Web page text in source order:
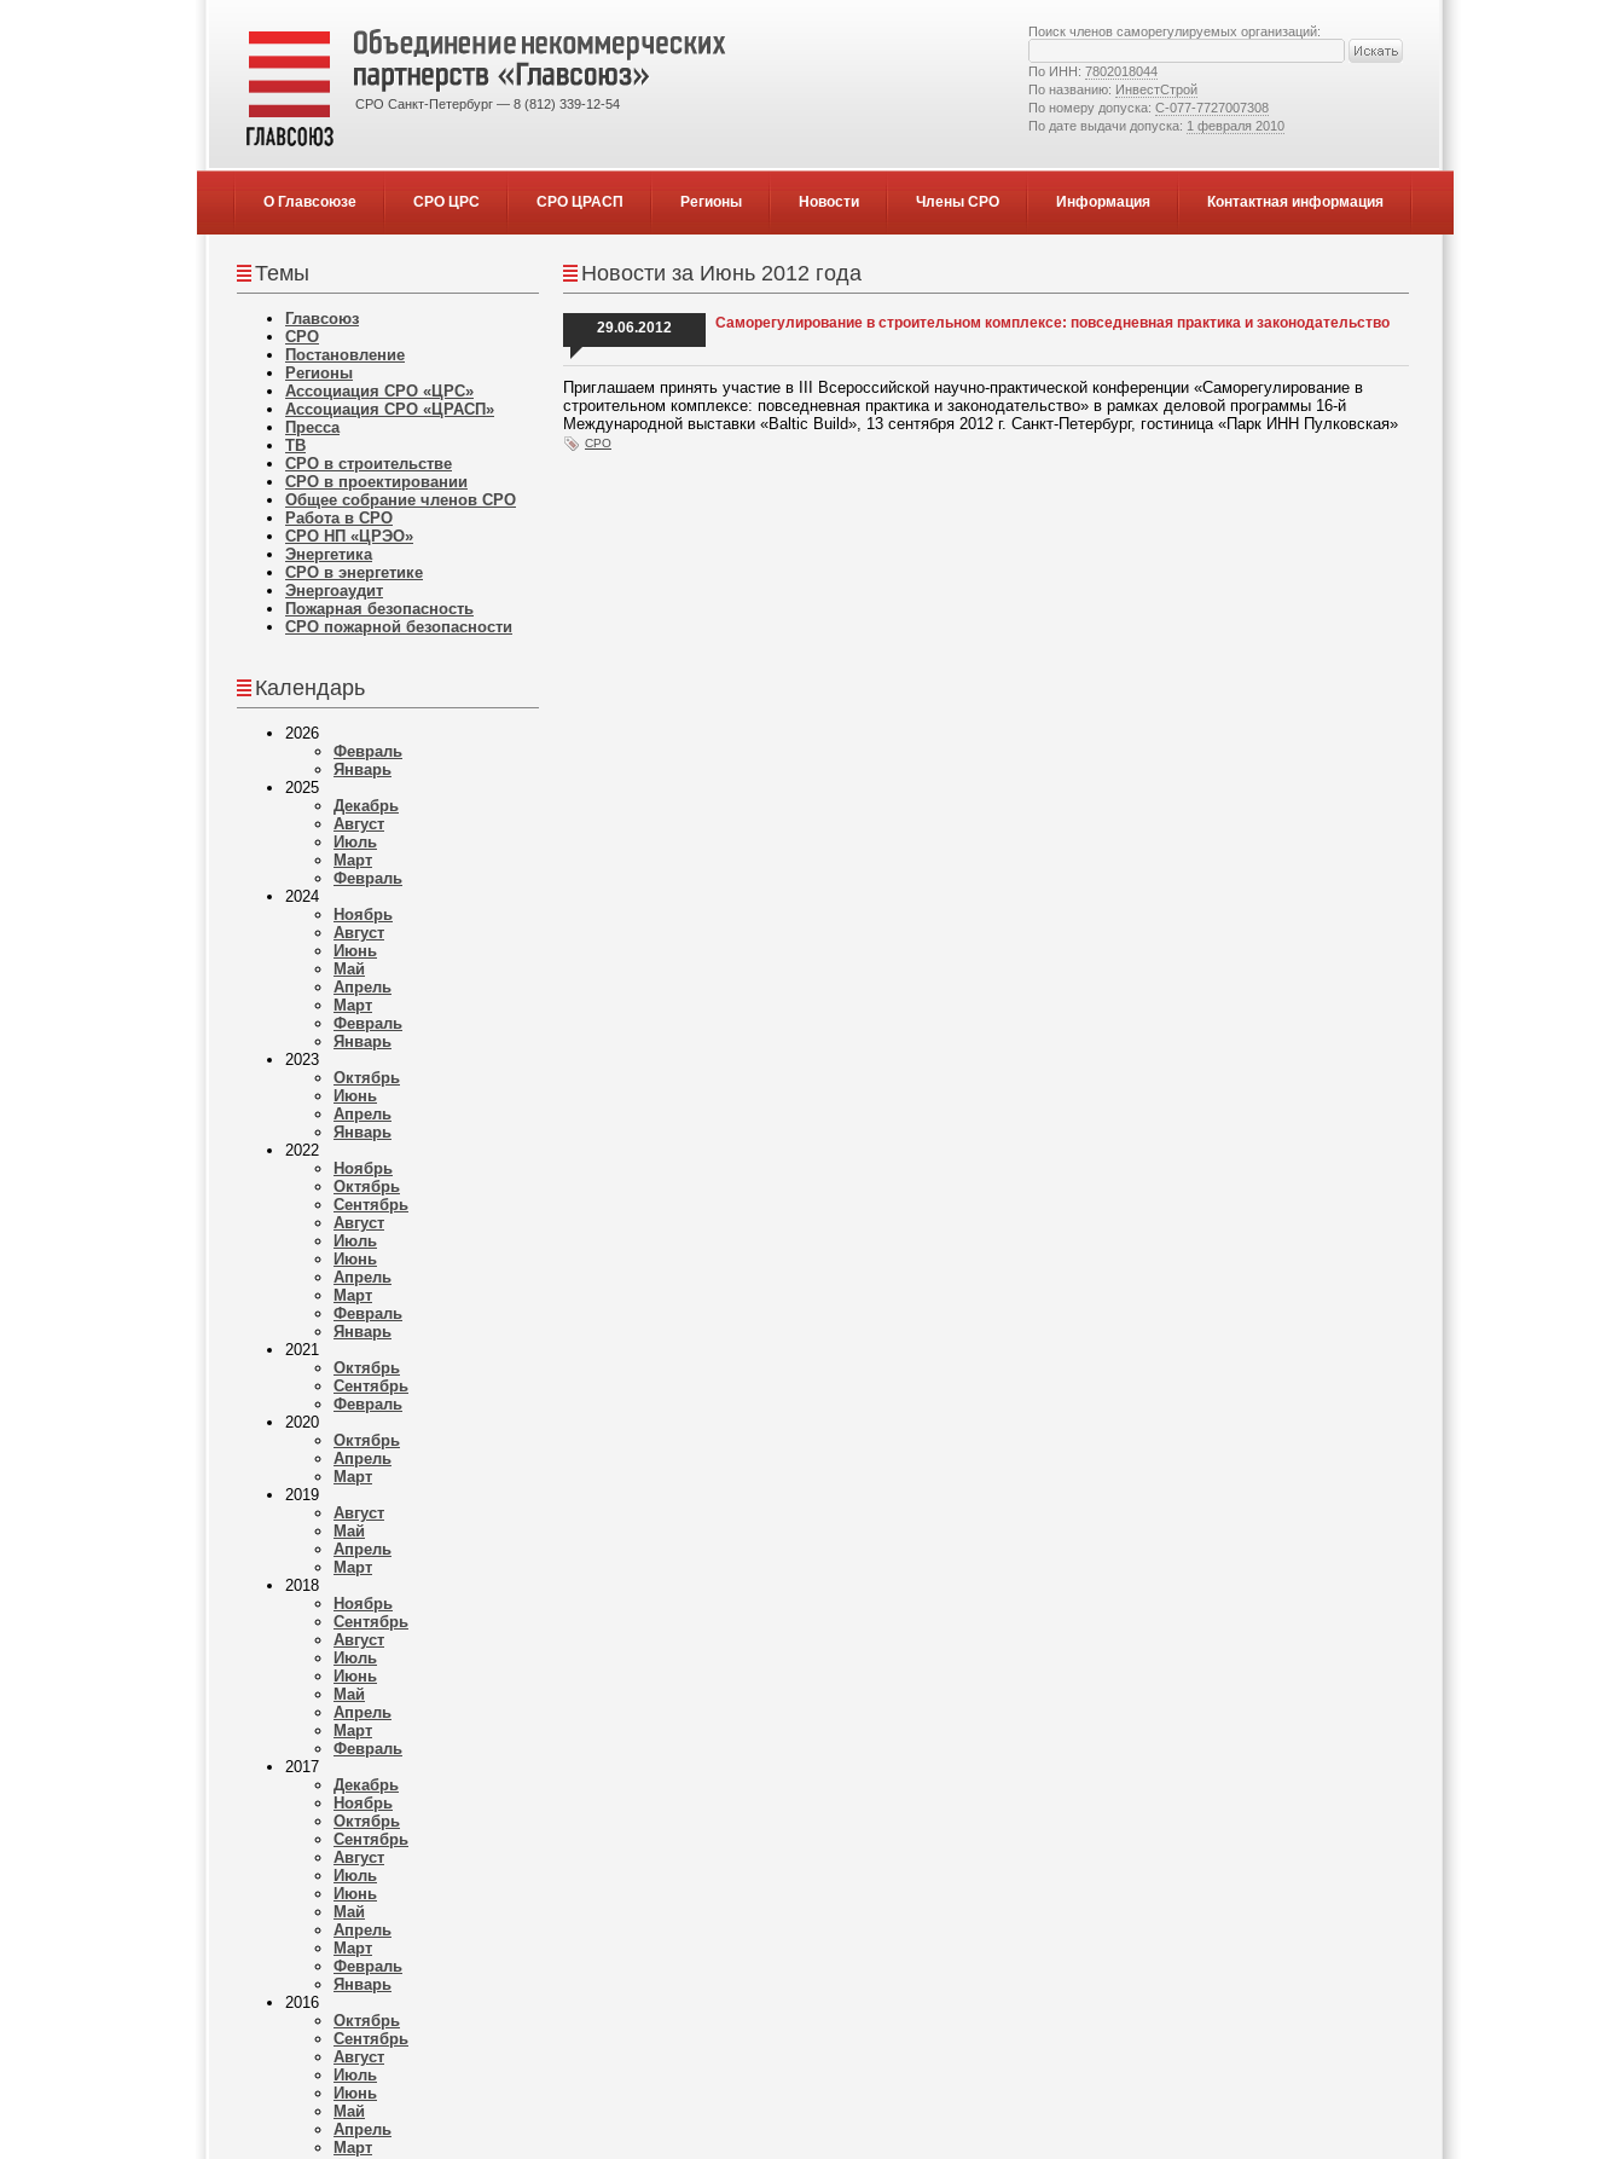
СРО Санкт-Петербург — 8 (812) 339-12-54
Поиск членов саморегулируемых организаций:
По ИНН: 7802018044
По названию: ИнвестСтрой
По номеру допуска: С-077-7727007308
По дате выдачи допуска: 1 февраля 2010
О Главсоюзе СРО ЦРС СРО ЦРАСП Регионы Новости Члены СРО Информация Контактная информация
Темы
Главсоюз
СРО
Постановление
Регионы
Ассоциация СРО «ЦРС»
Ассоциация СРО «ЦРАСП»
Пресса
ТВ
СРО в строительстве
СРО в проектировании
Общее собрание членов СРО
Работа в СРО
СРО НП «ЦРЭО»
Энергетика
СРО в энергетике
Энергоаудит
Пожарная безопасность
СРО пожарной безопасности
Календарь
2026
Февраль
Январь
2025
Декабрь
Август
Июль
Март
Февраль
2024
Ноябрь
Август
Июнь
Май
Апрель
Март
Февраль
Январь
2023
Октябрь
Июнь
Апрель
Январь
2022
Ноябрь
Октябрь
Сентябрь
Август
Июль
Июнь
Апрель
Март
Февраль
Январь
2021
Октябрь
Сентябрь
Февраль
2020
Октябрь
Апрель
Март
2019
Август
Май
Апрель
Март
2018
Ноябрь
Сентябрь
Август
Июль
Июнь
Май
Апрель
Март
Февраль
2017
Декабрь
Ноябрь
Октябрь
Сентябрь
Август
Июль
Июнь
Май
Апрель
Март
Февраль
Январь
2016
Октябрь
Сентябрь
Август
Июль
Июнь
Май
Апрель
Март
Новости за Июнь 2012 года
29.06.2012 Саморегулирование в строительном комплексе: повседневная практика и законодательство
Приглашаем принять участие в III Всероссийской научно-практической конференции «Саморегулирование в
строительном комплексе: повседневная практика и законодательство» в рамках деловой программы 16-й
Международной выставки «Baltic Build», 13 сентября 2012 г. Санкт-Петербург, гостиница «Парк ИНН Пулковская»
СРО